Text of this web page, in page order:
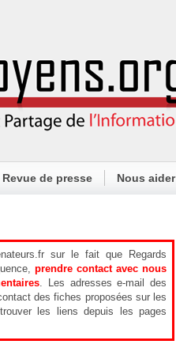
Revue de presse Nous aider
sur le fait que Regards
prendre contact avec nous
. Les adresses e-mail des
des fiches proposées sur les
les liens depuis les pages